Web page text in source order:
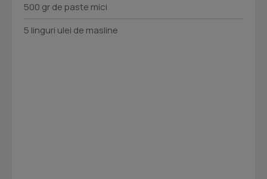
500 gr de paste mici
5 linguri ulei de masline